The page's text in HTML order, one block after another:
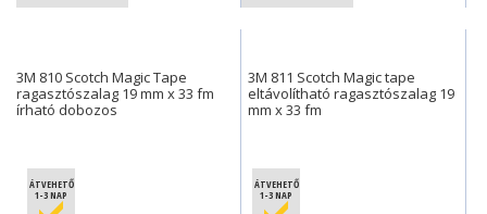
3M 810 Scotch Magic Tape
ragasztószalag 19 mm x 33 fm
írható dobozos
ÁTVEHETŐ
1-3 NAP
3M 811 Scotch Magic tape
eltávolítható ragasztószalag 19
mm x 33 fm
ÁTVEHETŐ
1-3 NAP